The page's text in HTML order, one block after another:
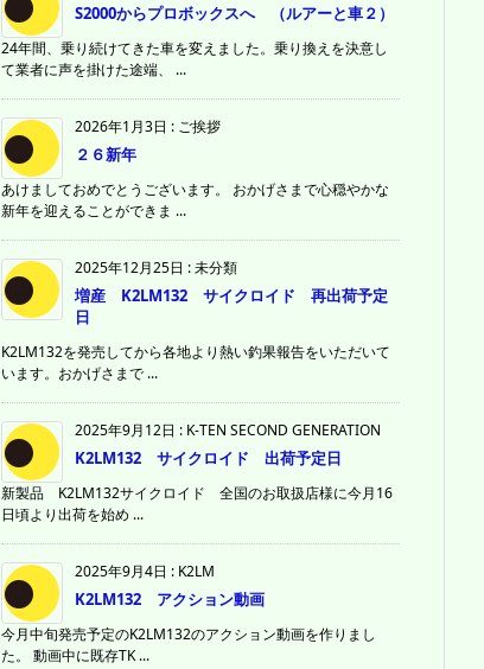
S2000からプロボックスへ （ルアーと車２）
24年間、乗り続けてきた車を変えました。乗り換えを決意し
て業者に声を掛けた途端、 ...
2026年1月3日 : ご挨拶
２６新年
あけましておめでとうございます。 おかげさまで心穏やかな
新年を迎えることができま ...
2025年12月25日 :未分類
増産 K2LM132 サイクロイド 再出荷予定
日
K2LM132を発売してから各地より熱い釣果報告をいただいて
います。おかげさまで ...
2025年9月12日 : K-TEN SECOND GENERATION
K2LM132 サイクロイド 出荷予定日
新製品 K2LM132サイクロイド 全国のお取扱店様に今月16
日頃より出荷を始め ...
2025年9月4日 : K2LM
K2LM132 アクション動画
今月中旬発売予定のK2LM132のアクション動画を作りまし
た。 動画中に既存TK ...